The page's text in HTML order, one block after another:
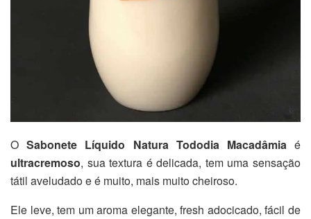
OSabonete Líquido Natura Tododia Macadâmiaé
ultracremoso, sua textura é delicada, tem uma sensação
tátil aveludado e é muito, mais muito cheiroso.
Ele leve, tem um aroma elegante, fresh adocicado, fácil de